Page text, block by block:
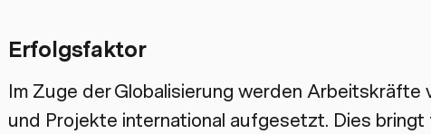
Erfolgsfaktor
Im Zuge der Globalisierung werden
und Projekte international aufgesetzt. Dies bringt